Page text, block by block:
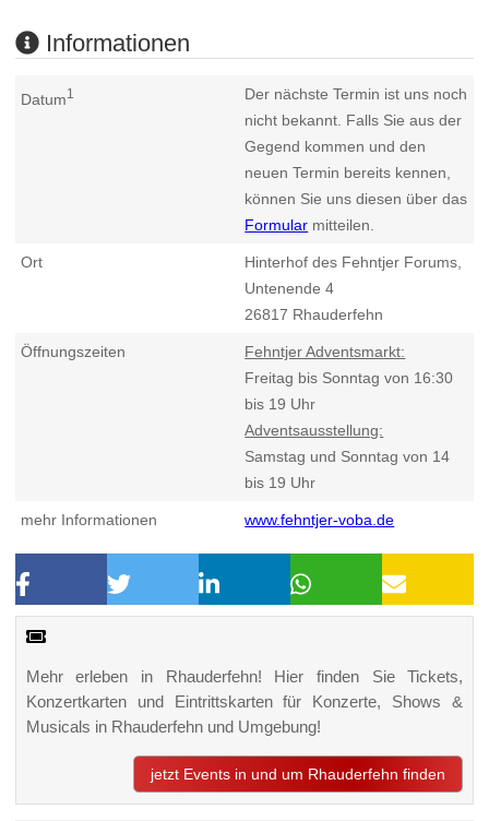
Informationen
Datum1
Der nächste Termin ist uns noch
nicht bekannt. Falls Sie aus der
Gegend kommen und den
neuen Termin bereits kennen,
können Sie uns diesen über das
Formular mitteilen.
Ort
Hinterhof des Fehntjer Forums,
Untenende 4
26817 Rhauderfehn
Öffnungszeiten
Fehntjer Adventsmarkt:
Freitag bis Sonntag von 16:30
bis 19 Uhr
Adventsausstellung:
Samstag und Sonntag von 14
bis 19 Uhr
mehr Informationen www.fehntjer-voba.de
Mehr erleben in Rhauderfehn! Hier finden Sie Tickets,
Konzertkarten und Eintrittskarten für Konzerte, Shows &
Musicals in Rhauderfehn und Umgebung!
jetzt Events in und um Rhauderfehn finden